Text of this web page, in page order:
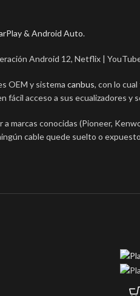
& Android Auto.
Android 12, Netflix |
OEM y sistema canbus, con lo
acceso a sus ecualizadores y
marcas conocidas (Pioneer,
cable quede suelto o